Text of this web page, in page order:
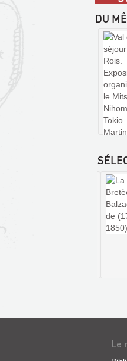
DU
DE-
LA
Le